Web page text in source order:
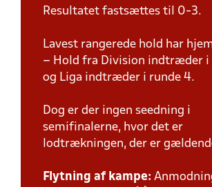
Resultatet fastsættes til 0-3.
Lavest rangerede hold har
– Hold fra Division indtræder i
og Liga indtræder i runde 4.
Dog er der ingen seedning i
semifinalerne, hvor det er
lodtrækningen, der er
Flytning af kampe: